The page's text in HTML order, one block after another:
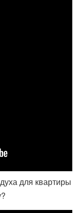
для квартиры